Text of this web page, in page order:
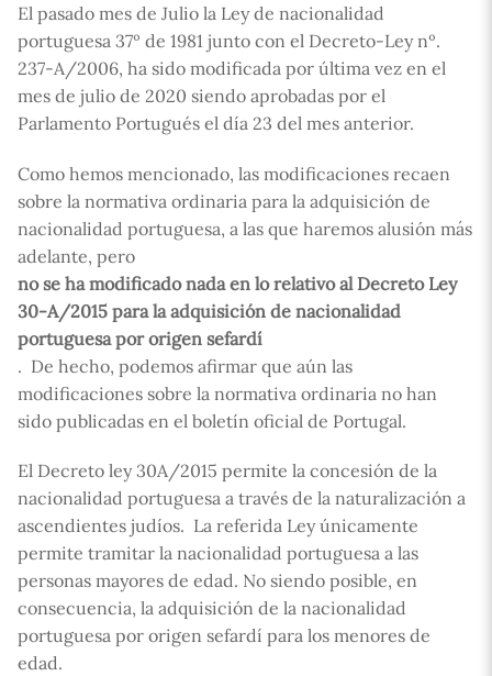
El pasado mes de Julio la Ley de nacionalidad
portuguesa 37º de 1981 junto con el Decreto-Ley nº.
237-A/2006, ha sido modificada por última vez en el
mes de julio de 2020 siendo aprobadas por el
Parlamento Portugués el día 23 del mes anterior.
Como hemos mencionado, las modificaciones recaen
sobre la normativa ordinaria para la adquisición de
nacionalidad portuguesa, a las que haremos alusión más
adelante, pero
no se ha modificado nada en lo relativo al Decreto Ley
30-A/2015 para la adquisición de nacionalidad
portuguesa por origen sefardí
. De hecho, podemos afirmar que aún las
modificaciones sobre la normativa ordinaria no han
sido publicadas en el boletín oficial de Portugal.
El Decreto ley 30A/2015 permite la concesión de la
nacionalidad portuguesa a través de la naturalización a
ascendientes judíos. La referida Ley únicamente
permite tramitar la nacionalidad portuguesa a las
personas mayores de edad. No siendo posible, en
consecuencia, la adquisición de la nacionalidad
portuguesa por origen sefardí para los menores de
edad.